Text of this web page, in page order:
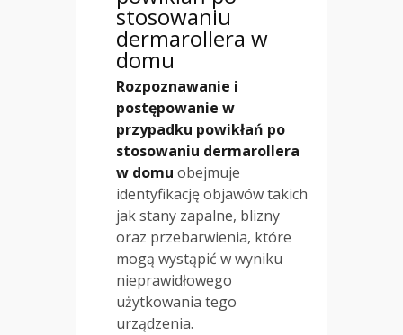
stosowaniu
dermarollera w
domu
Rozpoznawanie i
postępowanie w
przypadku powikłań po
stosowaniu dermarollera
w domu obejmuje
identyfikację objawów takich
jak stany zapalne, blizny
oraz przebarwienia, które
mogą wystąpić w wyniku
nieprawidłowego
użytkowania tego
urządzenia.